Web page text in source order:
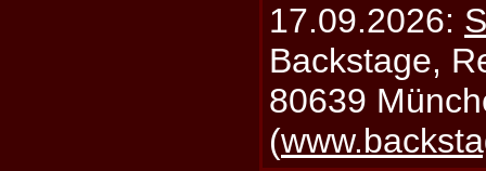
17.09.2026:
Backstage,
80639
(